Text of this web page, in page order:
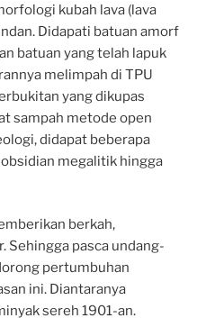
kubah lava (lava
Didapati batuan amorf
batuan yang telah lapuk
melimpah di TPU
yang dikupas
sampah metode open
didapat beberapa
megalitik hingga
berkah,
Sehingga pasca undang-
pertumbuhan
ini. Diantaranya
sereh 1901-an.